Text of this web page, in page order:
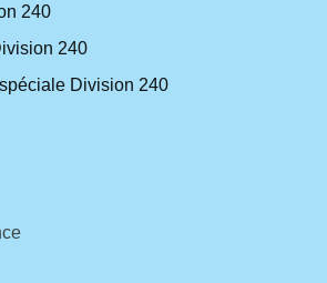
240
240
Division 240